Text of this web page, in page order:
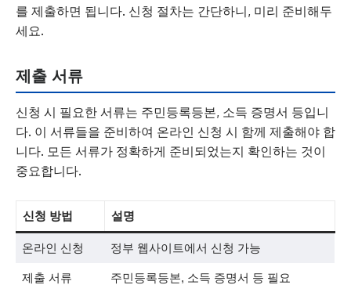
를 제출하면 됩니다. 신청 절차는 간단하니, 미리 준비해두
세요.
제출 서류
신청 시 필요한 서류는 주민등록등본, 소득 증명서 등입니
다. 이 서류들을 준비하여 온라인 신청 시 함께 제출해야 합
니다. 모든 서류가 정확하게 준비되었는지 확인하는 것이
중요합니다.
신청 방법 설명
온라인 신청 정부 웹사이트에서 신청 가능
제출 서류 주민등록등본, 소득 증명서 등 필요